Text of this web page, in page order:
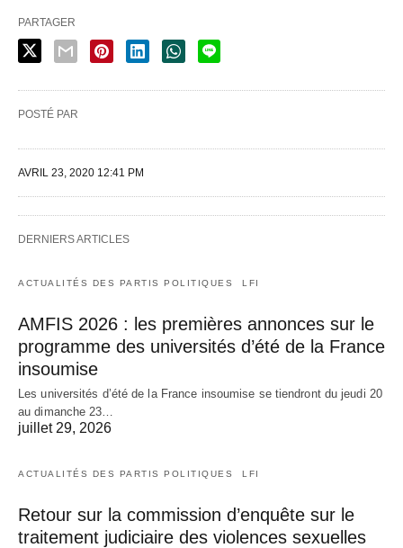
PARTAGER
POSTÉ PAR
AVRIL 23, 2020 12:41 PM
DERNIERS ARTICLES
ACTUALITÉS DES PARTIS POLITIQUES LFI
AMFIS 2026 : les premières annonces sur le
programme des universités d’été de la France
insoumise
Les universités d’été de la France insoumise se tiendront du jeudi 20
au dimanche 23…
juillet 29, 2026
ACTUALITÉS DES PARTIS POLITIQUES LFI
Retour sur la commission d’enquête sur le
traitement judiciaire des violences sexuelles